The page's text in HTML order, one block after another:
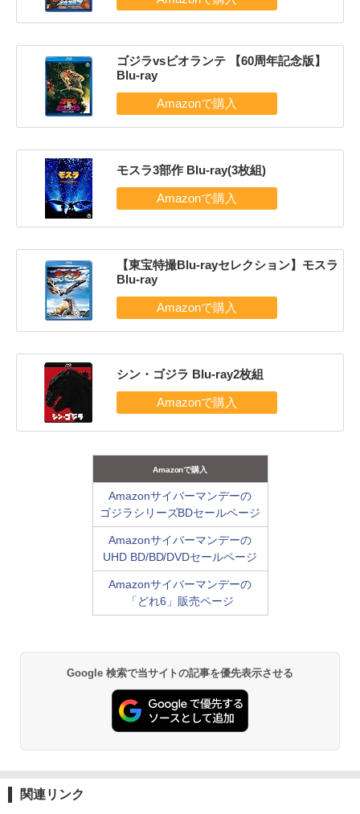
ゴジラvsビオランテ 【60周年記念版】
Blu-ray
モスラ3部作 Blu-ray(3枚組)
【東宝特撮Blu-rayセレクション】モスラ
Blu-ray
シン・ゴジラ Blu-ray2枚組
Amazonで購入
Amazonサイバーマンデーの
ゴジラシリーズBDセールページ
Amazonサイバーマンデーの
UHD BD/BD/DVDセールページ
Amazonサイバーマンデーの
「どれ6」販売ページ
Google 検索で当サイトの記事を優先表示させる
関連リンク